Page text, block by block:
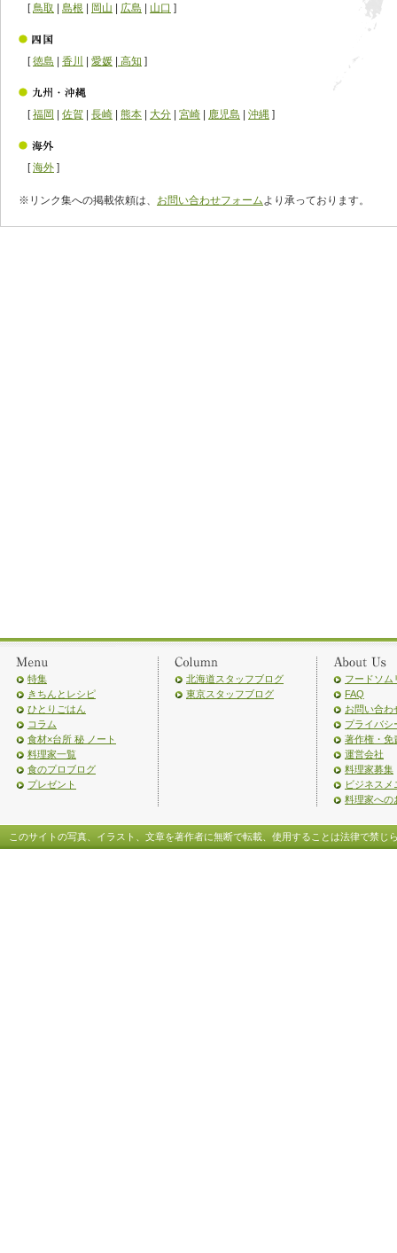
[鳥取 島根 岡山 広島 山口 ]
[徳島 香川 愛媛 高知 ]
[福岡 佐賀 長崎 熊本 大分 宮崎 鹿児島 沖縄 ]
[海外 ]
※リンク集への掲載依頼は、 お問い合わせフォームより承っております。
特集
きちんとレシピ
ひとりごはん
コラム
食材×台所 秘 ノート
料理家一覧
食のプロブログ
プレゼント
北海道スタッフブログ
東京スタッフブログ
フードソム
FAQ
お問い合わ
プライバシ
著作権・免
運営会社
料理家募集
ビジネスメ
料理家への
このサイトの写真、イラスト、文章を著作者に無断で転載、使用することは法律で禁じ